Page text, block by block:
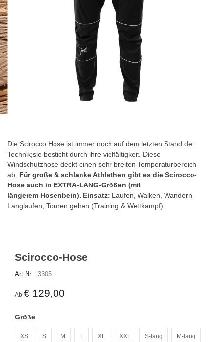
Scirocco-Hose
Art.Nr. 3305
Ab € 129,00
Größe
XS S M L XL XXL S-lang M-lang
springen
Die Scirocco Hose ist immer noch auf dem letzten Stand der
Technik;sie besticht durch ihre vielfältigkeit. Diese
Windschutzhose deckt einen sehr breiten Temperaturbereich
ab. Für große & schlanke Athlethen gibt es die Scirocco-
Hose auch in EXTRA-LANG-Größen (mit
längerem Hosenbein). Einsatz: Laufen, Walken, Wandern,
Langlaufen, Touren gehen (Training & Wettkampf)